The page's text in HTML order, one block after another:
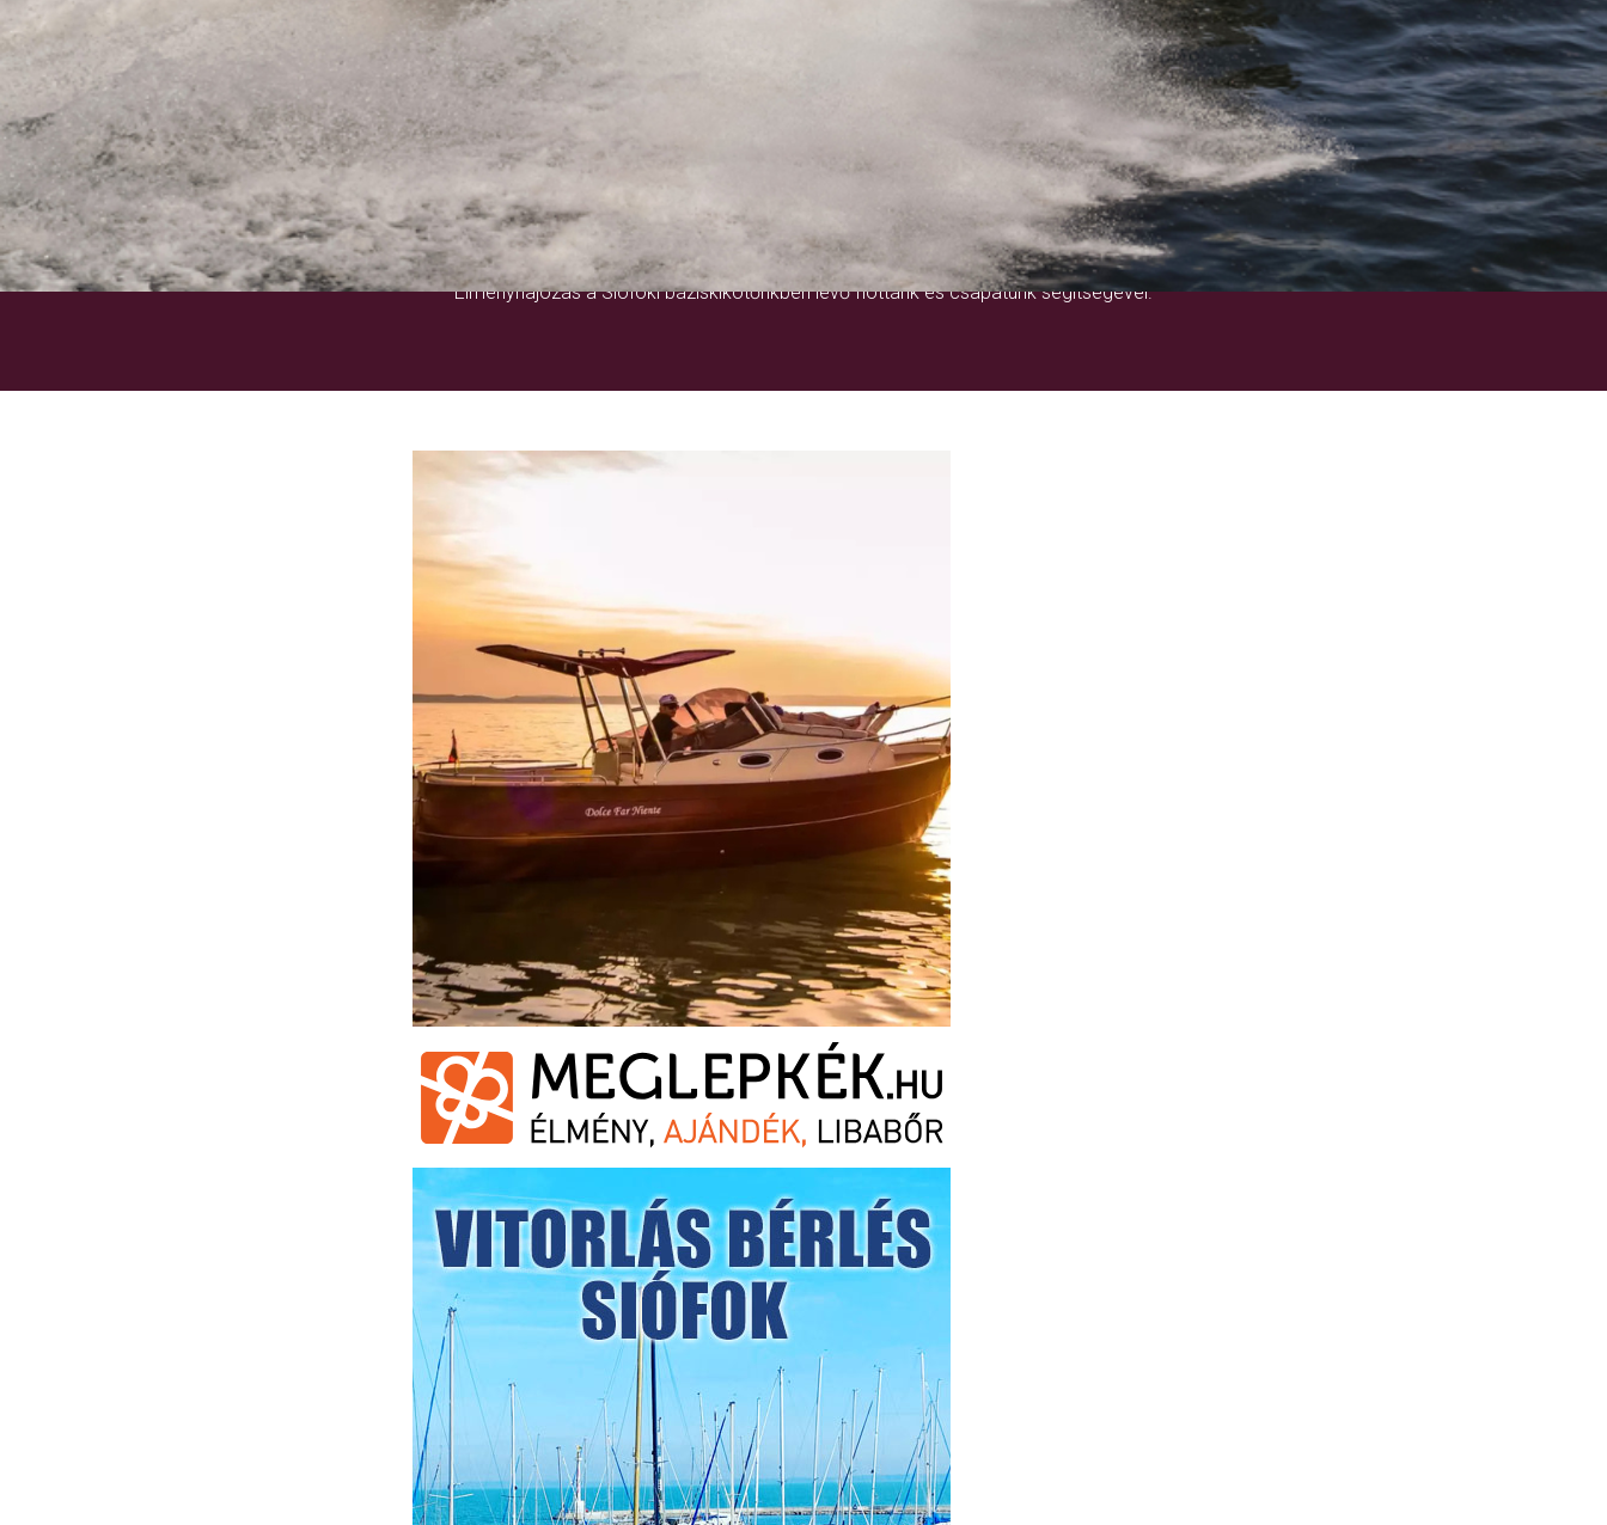
EGY ÉLETRE SZÓLÓ ÉLMÉNY!
Élményhajózás a Siófoki báziskikötőnkben lévő flottánk és csapatunk segítségével.